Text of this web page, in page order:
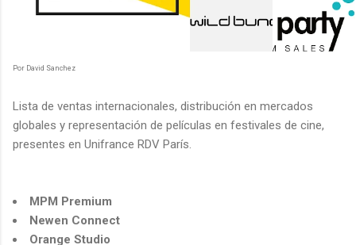
Por David Sanchez
Lista de ventas internacionales, distribución en mercados
globales y representación de películas en festivales de cine,
presentes en Unifrance RDV París.
MPM Premium
Newen Connect
Orange Studio